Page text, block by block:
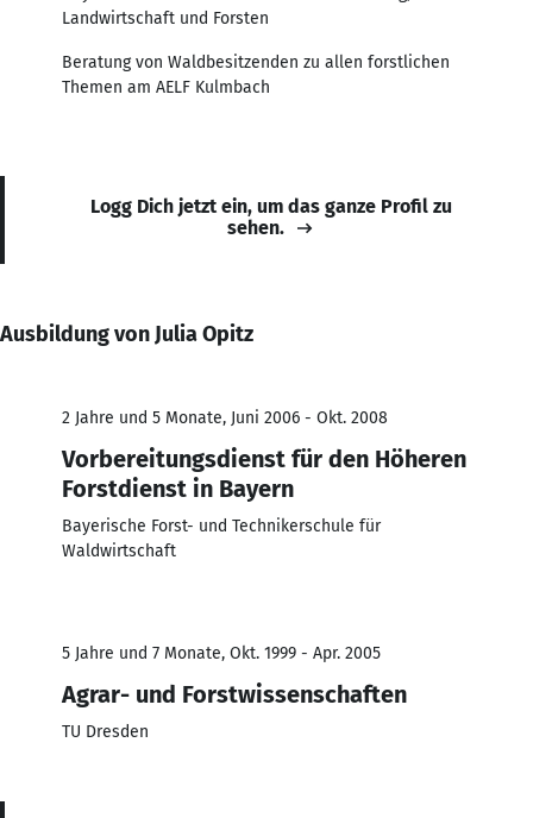
Landwirtschaft und Forsten
Beratung von Waldbesitzenden zu allen forstlichen
Themen am AELF Kulmbach
Logg Dich jetzt ein, um das ganze Profil zu
sehen.
Ausbildung von Julia Opitz
2 Jahre und 5 Monate, Juni 2006 - Okt. 2008
Vorbereitungsdienst für den Höheren
Forstdienst in Bayern
Bayerische Forst- und Technikerschule für
Waldwirtschaft
5 Jahre und 7 Monate, Okt. 1999 - Apr. 2005
Agrar- und Forstwissenschaften
TU Dresden